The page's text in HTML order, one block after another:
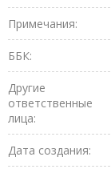
Примечания:
ББК:
Другие
ответственные
лица:
Дата создания: